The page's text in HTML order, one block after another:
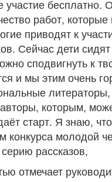
участие бесплатно.
работ,
приводят к
Сейчас дети
сподвигнуть к
и мы этим очень
которым,
старт. Я знаю,
конкурса молодой
рассказов,
отмечает